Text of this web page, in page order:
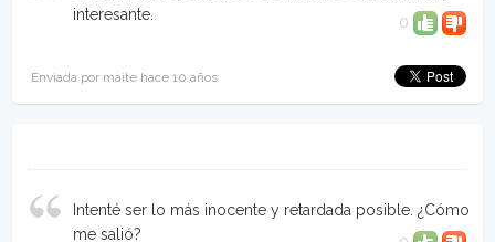
interesante.
0
Enviada por maite hace 10 años
Intenté ser lo más inocente y retardada posible. ¿Cómo
me salió?